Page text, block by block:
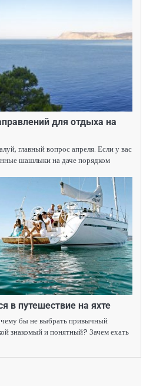
для отдыха на
главный вопрос апреля. Если у вас
шашлыки на даче порядком
в путешествие на яхте
бы не выбрать привычный
знакомый и понятный? Зачем ехать